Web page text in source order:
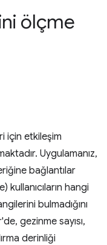
ölçme
için etkileşim
Uygulamanız,
bağlantılar
hangi
bulmadığını
gezinme sayısı,
derinliği